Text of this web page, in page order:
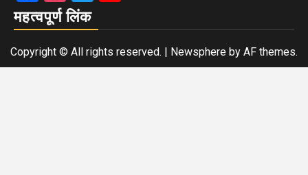
महत्वपूर्ण लिंक
Copyright © All rights reserved. | Newsphere by AF themes.